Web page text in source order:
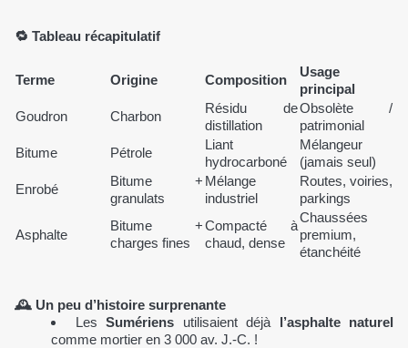
🔁 Tableau récapitulatif
Terme Origine Composition
Usage
principal
Goudron
Charbon
Résidu de
distillation
Obsolète /
patrimonial
Bitume
Pétrole
Liant
hydrocarboné
Mélangeur
(jamais seul)
Enrobé
Bitume +
granulats
Mélange
industriel
Routes, voiries,
parkings
Asphalte
Bitume +
charges fines
Compacté à
chaud, dense
Chaussées
premium,
étanchéité
🕰️ Un peu d’histoire surprenante
Les Sumériens utilisaient déjà l’asphalte naturel
comme mortier en 3 000 av. J.-C. !